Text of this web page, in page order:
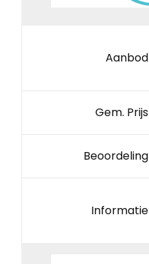
Aanbod
Gem. Prijs
Beoordeling
Informatie